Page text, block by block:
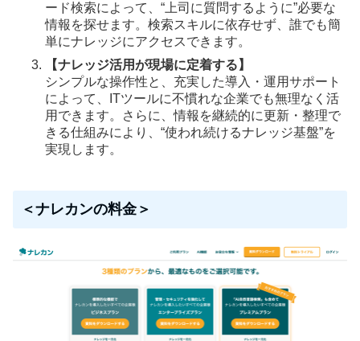
ード検索によって、“上司に質問するように”必要な
情報を探せます。検索スキルに依存せず、誰でも簡
単にナレッジにアクセスできます。
【ナレッジ活用が現場に定着する】
シンプルな操作性と、充実した導入・運用サポート
によって、ITツールに不慣れな企業でも無理なく活
用できます。さらに、情報を継続的に更新・整理で
きる仕組みにより、“使われ続けるナレッジ基盤”を
実現します。
＜ナレカンの料金＞